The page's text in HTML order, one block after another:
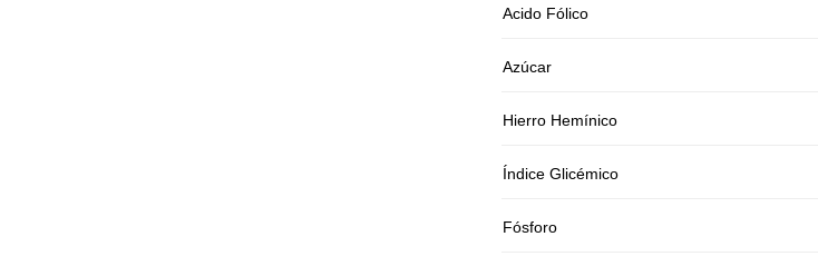
Acido Fólico
Azúcar
Hierro Hemínico
Índice Glicémico
Fósforo